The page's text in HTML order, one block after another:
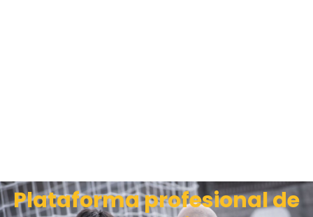
Plataforma profesional de